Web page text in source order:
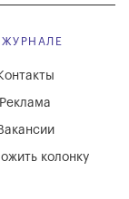
Реклама
колонку